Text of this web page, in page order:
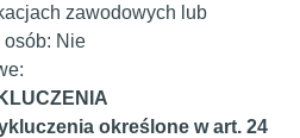
zawodowych lub
Nie
określone w art. 24